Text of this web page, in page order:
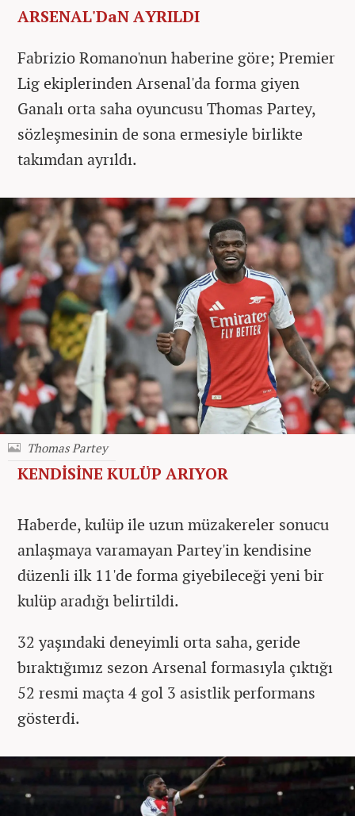
ARSENAL'DaN AYRILDI
Fabrizio Romano'nun haberine göre; Premier
Lig ekiplerinden Arsenal'da forma giyen
Ganalı orta saha oyuncusu Thomas Partey,
sözleşmesinin de sona ermesiyle birlikte
takımdan ayrıldı.
Thomas Partey
KENDİSİNE KULÜP ARIYOR
Haberde, kulüp ile uzun müzakereler sonucu
anlaşmaya varamayan Partey'in kendisine
düzenli ilk 11'de forma giyebileceği yeni bir
kulüp aradığı belirtildi.
32 yaşındaki deneyimli orta saha, geride
bıraktığımız sezon Arsenal formasıyla çıktığı
52 resmi maçta 4 gol 3 asistlik performans
gösterdi.